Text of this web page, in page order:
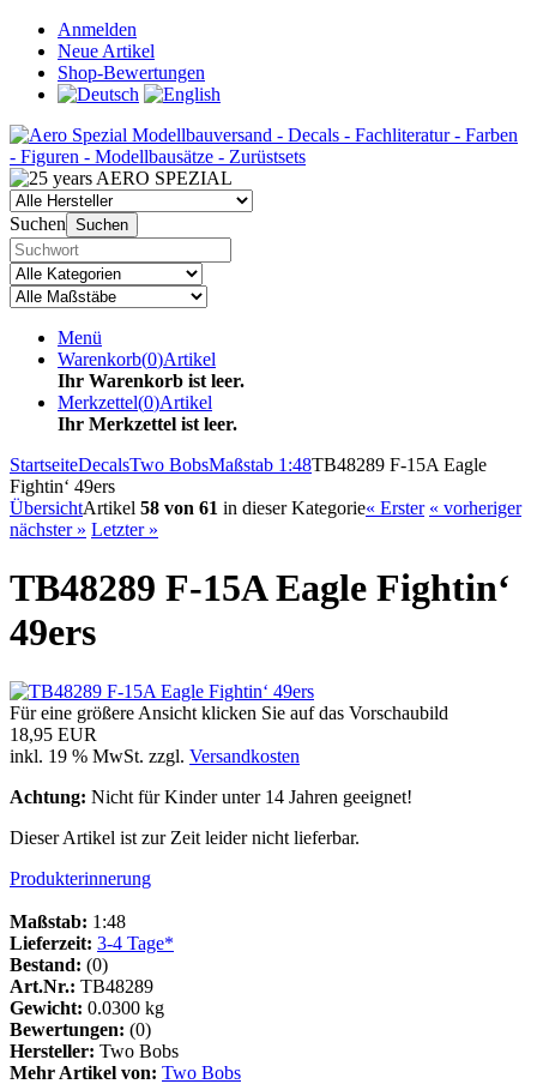
Anmelden
Neue Artikel
Shop-Bewertungen
Suchen Suchen
Menü
Warenkorb(0)Artikel
Ihr Warenkorb ist leer.
Merkzettel(0)Artikel
Ihr Merkzettel ist leer.
StartseiteDecalsTwo BobsMaßstab 1:48TB48289 F-15A Eagle
Fightin‘ 49ers
ÜbersichtArtikel 58 von 61 in dieser Kategorie« Erster « vorheriger
nächster » Letzter »
TB48289 F-15A Eagle Fightin‘
49ers
Für eine größere Ansicht klicken Sie auf das Vorschaubild
18,95 EUR
inkl. 19 % MwSt. zzgl. Versandkosten
Achtung: Nicht für Kinder unter 14 Jahren geeignet!
Dieser Artikel ist zur Zeit leider nicht lieferbar.
Produkterinnerung
Maßstab: 1:48
Lieferzeit: 3-4 Tage*
Bestand: (0)
Art.Nr.: TB48289
Gewicht: 0.0300 kg
Bewertungen: (0)
Hersteller: Two Bobs
Mehr Artikel von: Two Bobs